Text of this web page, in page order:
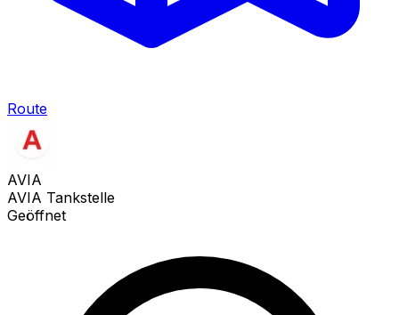
Route
AVIA
AVIA Tankstelle
Geöffnet